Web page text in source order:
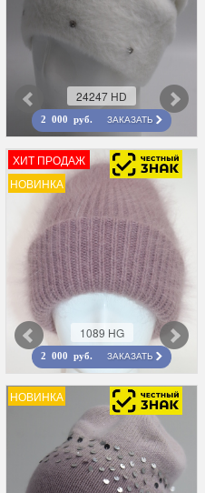
24247 HD
2 000 руб. ЗАКАЗАТЬ
ХИТ ПРОДАЖ
НОВИНКА
1089 HG
2 000 руб. ЗАКАЗАТЬ
НОВИНКА